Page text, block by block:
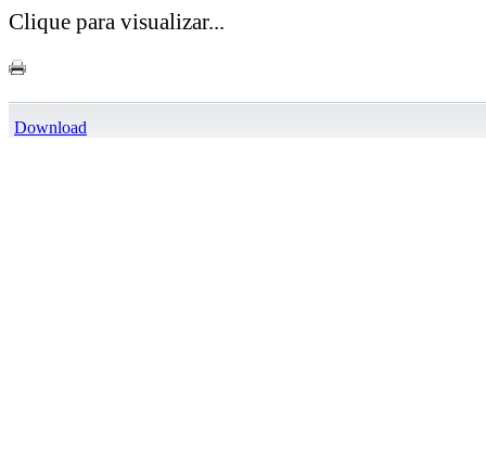
Clique para visualizar...
Download